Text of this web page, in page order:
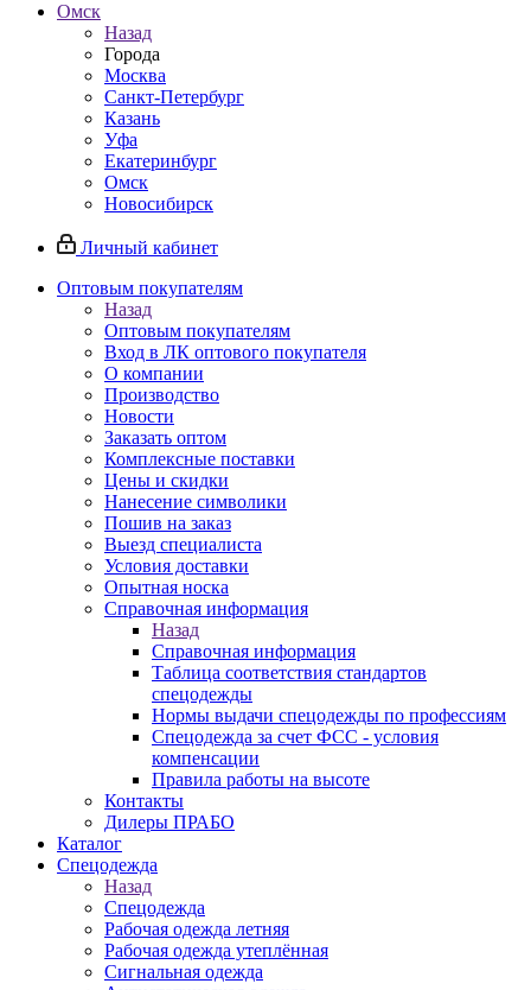
Омск
Назад
Города
Москва
Санкт-Петербург
Казань
Уфа
Екатеринбург
Омск
Новосибирск
Личный кабинет
Оптовым покупателям
Назад
Оптовым покупателям
Вход в ЛК оптового покупателя
О компании
Производство
Новости
Заказать оптом
Комплексные поставки
Цены и скидки
Нанесение символики
Пошив на заказ
Выезд специалиста
Условия доставки
Опытная носка
Справочная информация
Назад
Справочная информация
Таблица соответствия стандартов
спецодежды
Нормы выдачи спецодежды по профессиям
Спецодежда за счет ФСС - условия
компенсации
Правила работы на высоте
Контакты
Дилеры ПРАБО
Каталог
Спецодежда
Назад
Спецодежда
Рабочая одежда летняя
Рабочая одежда утеплённая
Сигнальная одежда